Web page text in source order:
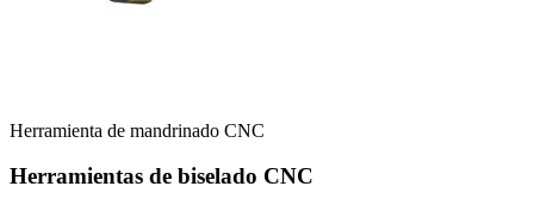
Herramienta de mandrinado CNC
Herramientas de biselado CNC